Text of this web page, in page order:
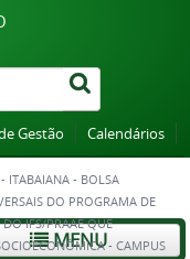
Gestão Calendários
ITABAIANA - BOLSA
DO PROGRAMA DE
IFS/PRAAE QUE
- CAMPUS
MENU